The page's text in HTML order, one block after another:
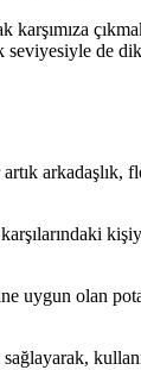
seviyesiyle de
arkadaşlık,
uygun olan